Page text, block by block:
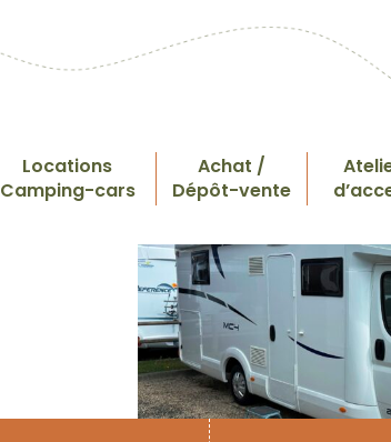
Locations
Camping-cars
Achat /
Dépôt-vente